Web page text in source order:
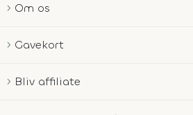
Om os
Gavekort
Bliv affiliate